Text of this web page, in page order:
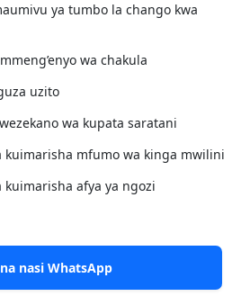
ya tumbo la chango kwa
wa chakula
uzito
wa kupata saratani
kuimarisha mfumo wa kinga mwilini
afya ya ngozi
nasi WhatsApp